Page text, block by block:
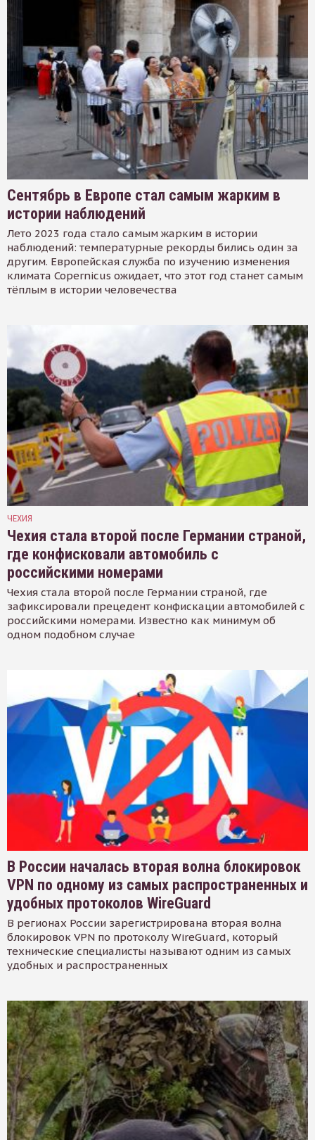
Сентябрь в Европе стал самым жарким в
истории наблюдений
Лето 2023 года стало самым жарким в истории
наблюдений: температурные рекорды бились один за
другим. Европейская служба по изучению изменения
климата Copernicus ожидает, что этот год станет самым
тёплым в истории человечества
ЧЕХИЯ
Чехия стала второй после Германии страной,
где конфисковали автомобиль с
российскими номерами
Чехия стала второй после Германии страной, где
зафиксировали прецедент конфискации автомобилей с
российскими номерами. Известно как минимум об
одном подобном случае
В России началась вторая волна блокировок
VPN по одному из самых распространенных и
удобных протоколов WireGuard
В регионах России зарегистрирована вторая волна
блокировок VPN по протоколу WireGuard, который
технические специалисты называют одним из самых
удобных и распространенных